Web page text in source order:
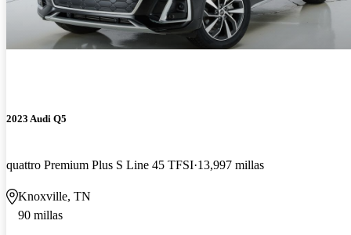
2023 Audi Q5
quattro Premium Plus S Line 45 TFSI 13,997 millas
Knoxville, TN
90 millas